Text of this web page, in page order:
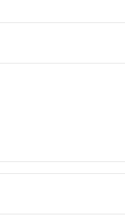
♦︎購入後のキャンセルはご遠